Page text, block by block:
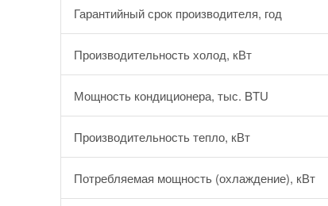
Гарантийный срок производителя, год
Производительность холод, кВт
Мощность кондиционера, тыс. BTU
Производительность тепло, кВт
Потребляемая мощность (охлаждение), кВт